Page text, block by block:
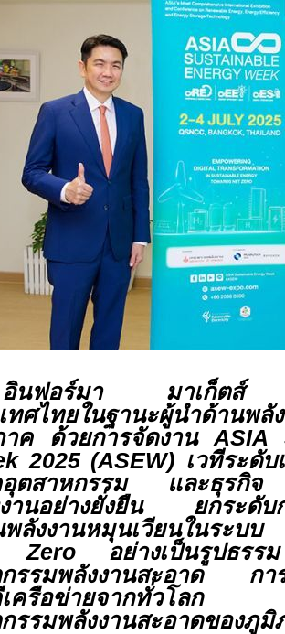
อินฟอร์มา มาเก็ตส์ พ
ทศไทยในฐานะผู้นำด้านพลั
ค ด้วยการจัดงาน ASIA
2025 (ASEW) เวทีระดั
อุตสาหกรรม และธุรกิจ
านอย่างยั่งยืน ยกระดับก
ลังงานหมุนเวียนในระบบ
Zero อย่างเป็นรูปธร
รรมพลังงานสะอาด การ
เครือข่ายจากทั่วโลก เ
รรมพลังงานสะอาดของภูมิ